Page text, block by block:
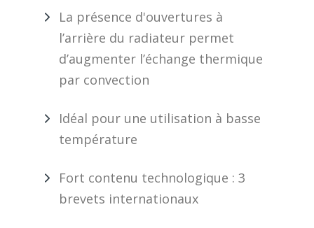
La présence d'ouvertures à
l’arrière du radiateur permet
d’augmenter l’échange thermique
par convection
Idéal pour une utilisation à basse
température
Fort contenu technologique : 3
brevets internationaux